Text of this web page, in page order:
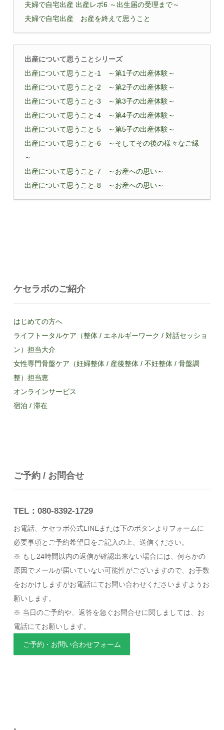
夫婦で自宅出産 出産レポ6 ～出生届の受理まで～
夫婦で自宅出産 お産を終えて思うこと
出産について思うことシリーズ
出産について思うこと-1 ～第1子の出産体験～
出産について思うこと-2 ～第2子の出産体験～
出産について思うこと-3 ～第3子の出産体験～
出産について思うこと-4 ～第4子の出産体験～
出産について思うこと-5 ～第5子の出産体験～
出産について思うこと-6 ～そしてその後の様々なご縁
～
出産について思うこと-7 ～お産への思い～
出産について思うこと-8 ～お産への思い～
ケセラボのご紹介
はじめての方へ
ライフトータルケア（整体 / エネルギーワーク / 対話セッショ
ン）担当大介
女性専門骨盤ケア（妊婦整体 / 産後整体 / 不妊整体 / 骨盤調
整）担当恵
オンラインサービス
宿泊 / 滞在
ご予約 / お問合せ
TEL：080-8392-1729
お電話、ケセラボ公式LINEまたは下のボタンよりフォームに
必要事項とご予約希望日をご記入の上、送信ください。
※ もし24時間以内の返信が確認出来ない場合には、何らかの
原因でメールが届いていない可能性がございますので、お手数
をおかけしますがお電話にてお問い合わせくださいますようお
願いします。
※ 当日のご予約や、返答を急ぐお問合せに関しましては、お
電話にてお願いします。
ご予約・お問い合わせフォーム